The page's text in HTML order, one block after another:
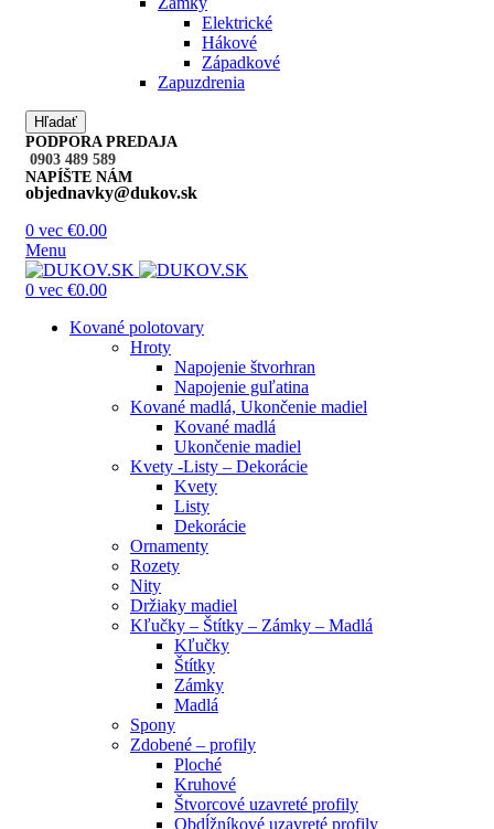
Elektrické
Hákové
Západkové
Zapuzdrenia
Hľadať
PODPORA PREDAJA
0903 489 589
NAPÍŠTE NÁM
objednavky@dukov.sk
0 vec €0.00
Menu
0 vec €0.00
Kované polotovary
Hroty
Napojenie štvorhran
Napojenie guľatina
Kované madlá, Ukončenie madiel
Kované madlá
Ukončenie madiel
Kvety -Listy – Dekorácie
Kvety
Listy
Dekorácie
Ornamenty
Rozety
Nity
Držiaky madiel
Kľučky – Štítky – Zámky – Madlá
Kľučky
Štítky
Zámky
Madlá
Spony
Zdobené – profily
Ploché
Kruhové
Štvorcové uzavreté profily
Obdĺžníkové uzavreté profily